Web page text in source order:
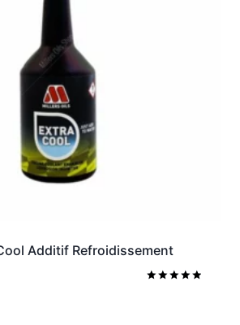
Additif Refroidissement